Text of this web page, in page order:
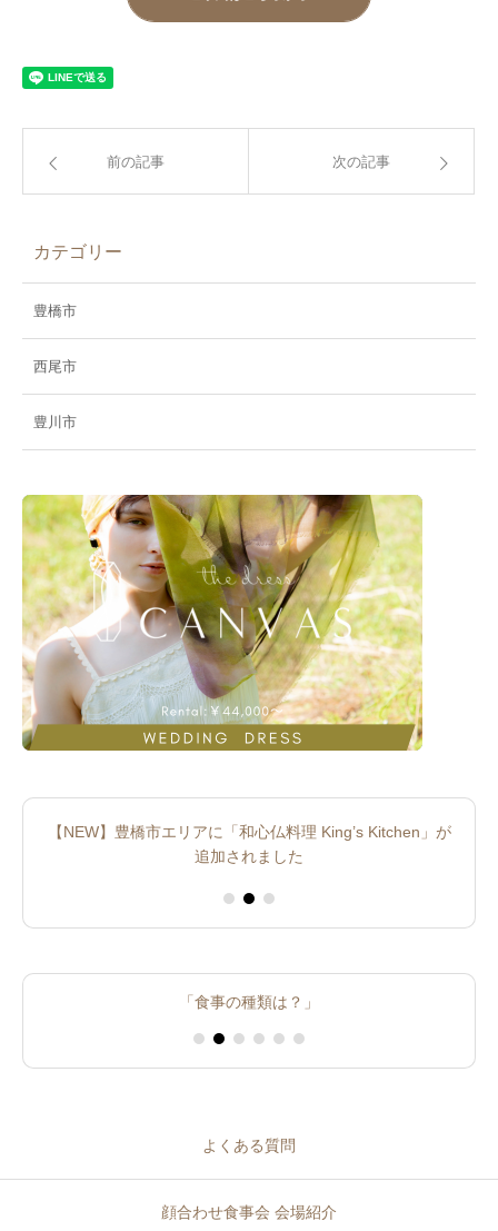
前の記事 次の記事
カテゴリー
豊橋市
西尾市
豊川市
【NEW】豊橋市エリアに「和心仏料理 King’s Kitchen」が
追加されました
「時期や場所は？」
「食事の種類は？」
「進行や挨拶は？」
「婚約記念品は？」
「当日の服装は？」
「手土産や支払いは？」
よくある質問
顔合わせ食事会 会場紹介